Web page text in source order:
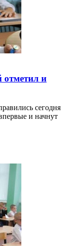
отметил и
сегодня
и начнут